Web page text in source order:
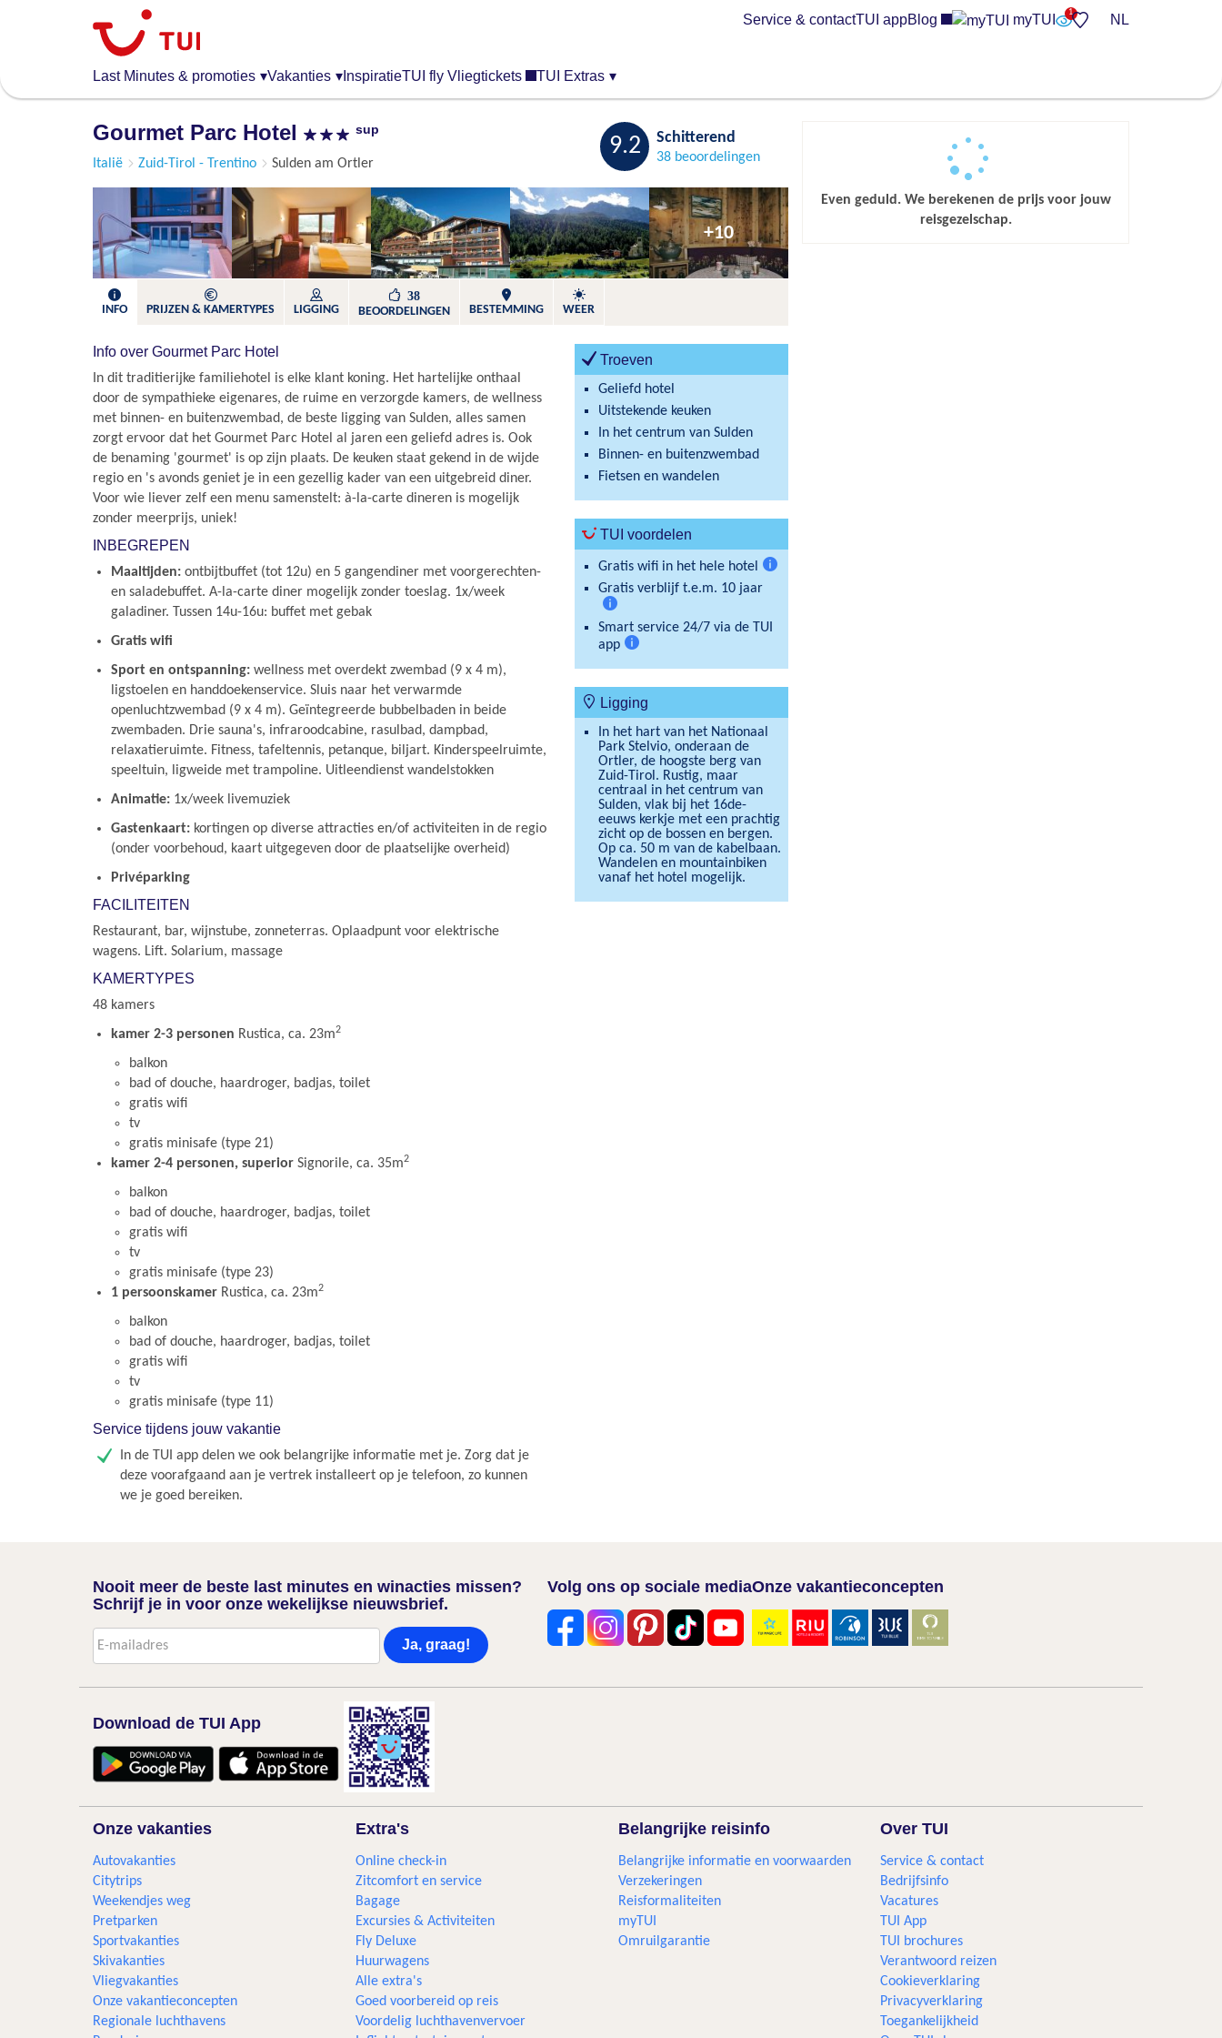
algemene
Last Minutes & promoties ▾Vakanties ▾ InspiratieTUI fly Vliegtickets TUI Extras ▾
Service & contactTUI appBlog myTUI NL
Gourmet Parc Hotel sup Bewaren
Italië Zuid-Tirol - Trentino Sulden am Ortler
9.2 Schitterend
38 beoordelingen
+10
INFO PRIJZEN & KAMERTYPES LIGGING
38
BEOORDELINGEN
BESTEMMING WEER
Info over Gourmet Parc Hotel
In dit traditierijke familiehotel is elke klant koning. Het hartelijke onthaal
door de sympathieke eigenares, de ruime en verzorgde kamers, de wellness
met binnen- en buitenzwembad, de beste ligging van Sulden, alles samen
zorgt ervoor dat het Gourmet Parc Hotel al jaren een geliefd adres is. Ook
de benaming 'gourmet' is op zijn plaats. De keuken staat gekend in de wijde
regio en 's avonds geniet je in een gezellig kader van een uitgebreid diner.
Voor wie liever zelf een menu samenstelt: à-la-carte dineren is mogelijk
zonder meerprijs, uniek!
INBEGREPEN
Maaltijden: ontbijtbuffet (tot 12u) en 5 gangendiner met voorgerechten-
en saladebuffet. A-la-carte diner mogelijk zonder toeslag. 1x/week
galadiner. Tussen 14u-16u: buffet met gebak
Gratis wifi
Sport en ontspanning: wellness met overdekt zwembad (9 x 4 m),
ligstoelen en handdoekenservice. Sluis naar het verwarmde
openluchtzwembad (9 x 4 m). Geïntegreerde bubbelbaden in beide
zwembaden. Drie sauna's, infraroodcabine, rasulbad, dampbad,
relaxatieruimte. Fitness, tafeltennis, petanque, biljart. Kinderspeelruimte,
speeltuin, ligweide met trampoline. Uitleendienst wandelstokken
Animatie: 1x/week livemuziek
Gastenkaart: kortingen op diverse attracties en/of activiteiten in de regio
(onder voorbehoud, kaart uitgegeven door de plaatselijke overheid)
Privéparking
FACILITEITEN
Restaurant, bar, wijnstube, zonneterras. Oplaadpunt voor elektrische
wagens. Lift. Solarium, massage
KAMERTYPES
48 kamers
kamer 2-3 personen Rustica, ca. 23m2
balkon
bad of douche, haardroger, badjas, toilet
gratis wifi
tv
gratis minisafe (type 21)
kamer 2-4 personen, superior Signorile, ca. 35m2
balkon
bad of douche, haardroger, badjas, toilet
gratis wifi
tv
gratis minisafe (type 23)
1 persoonskamer Rustica, ca. 23m2
balkon
bad of douche, haardroger, badjas, toilet
gratis wifi
tv
gratis minisafe (type 11)
Service tijdens jouw vakantie
In de TUI app delen we ook belangrijke informatie met je. Zorg dat je
deze voorafgaand aan je vertrek installeert op je telefoon, zo kunnen
we je goed bereiken.
Troeven
Geliefd hotel
Uitstekende keuken
In het centrum van Sulden
Binnen- en buitenzwembad
Fietsen en wandelen
TUI voordelen
Gratis wifi in het hele hotel
Gratis verblijf t.e.m. 10 jaar
Meer
informatie
Smart service 24/7 via de TUI
app
Ligging
In het hart van het Nationaal
Park Stelvio, onderaan de
Ortler, de hoogste berg van
Zuid-Tirol. Rustig, maar
centraal in het centrum van
Sulden, vlak bij het 16de-
eeuws kerkje met een prachtig
zicht op de bossen en bergen.
Op ca. 50 m van de kabelbaan.
Wandelen en mountainbiken
vanaf het hotel mogelijk.
Even geduld. We berekenen de prijs voor jouw
reisgezelschap.
Nooit meer de beste last minutes en winacties missen?
Schrijf je in voor onze wekelijkse nieuwsbrief.
Ja, graag!
Volg ons op sociale mediaOnze vakantieconcepten
Download de TUI App
Onze vakanties
Autovakanties
Citytrips
Weekendjes weg
Pretparken
Sportvakanties
Skivakanties
Vliegvakanties
Onze vakantieconcepten
Regionale luchthavens
Extra's
Online check-in
Zitcomfort en service
Bagage
Excursies & Activiteiten
Fly Deluxe
Huurwagens
Alle extra's
Goed voorbereid op reis
Voordelig luchthavenvervoer
Belangrijke reisinfo
Belangrijke informatie en voorwaarden
Verzekeringen
Reisformaliteiten
myTUI
Omruilgarantie
Over TUI
Service & contact
Bedrijfsinfo
Vacatures
TUI App
TUI brochures
Verantwoord reizen
Cookieverklaring
Privacyverklaring
Toegankelijkheid